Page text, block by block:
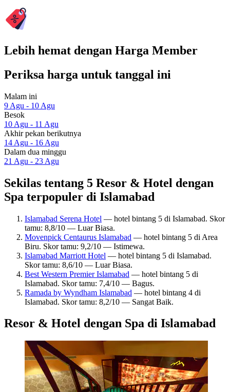
Lebih hemat dengan Harga Member
Periksa harga untuk tanggal ini
Malam ini
9 Agu - 10 Agu
Besok
10 Agu - 11 Agu
Akhir pekan berikutnya
14 Agu - 16 Agu
Dalam dua minggu
21 Agu - 23 Agu
Sekilas tentang 5 Resor & Hotel dengan
Spa terpopuler di Islamabad
Islamabad Serena Hotel — hotel bintang 5 di Islamabad. Skor
tamu: 8,8/10 — Luar Biasa.
Movenpick Centaurus Islamabad — hotel bintang 5 di Area
Biru. Skor tamu: 9,2/10 — Istimewa.
Islamabad Marriott Hotel — hotel bintang 5 di Islamabad.
Skor tamu: 8,6/10 — Luar Biasa.
Best Western Premier Islamabad — hotel bintang 5 di
Islamabad. Skor tamu: 7,4/10 — Bagus.
Ramada by Wyndham Islamabad — hotel bintang 4 di
Islamabad. Skor tamu: 8,2/10 — Sangat Baik.
Resor & Hotel dengan Spa di Islamabad